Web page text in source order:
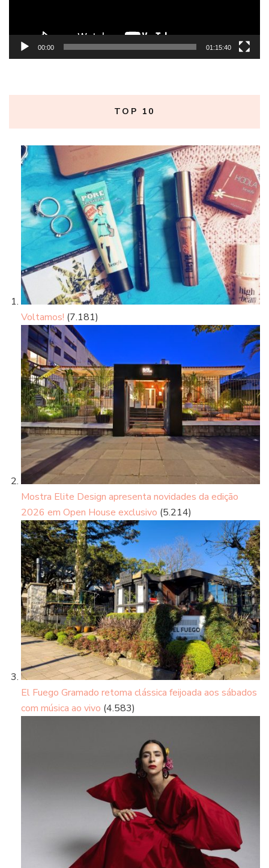
00:00 01:15:40
TOP 10
Voltamos! (7.181)
Mostra Elite Design apresenta novidades da edição
2026 em Open House exclusivo (5.214)
El Fuego Gramado retoma clássica feijoada aos sábados
com música ao vivo (4.583)